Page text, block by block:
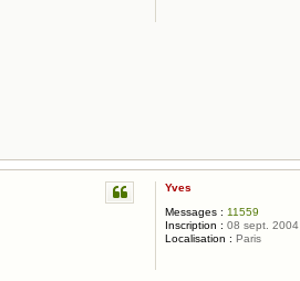
Yves
Messages : 11559
Inscription : 08 sept. 2004
Localisation : Paris